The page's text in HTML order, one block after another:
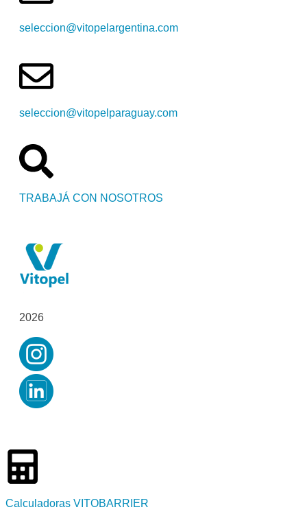
seleccion@vitopelargentina.com
seleccion@vitopelparaguay.com
TRABAJÁ CON NOSOTROS
2026
Calculadoras VITOBARRIER